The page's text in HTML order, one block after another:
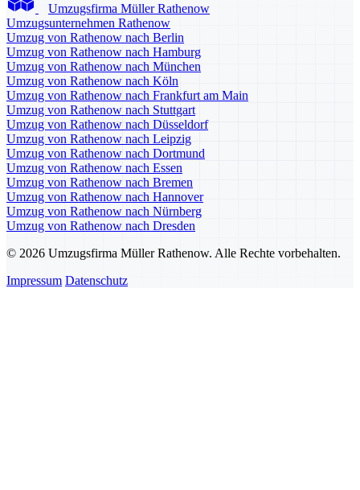
Umzugsfirma Müller Rathenow
Umzugsunternehmen Rathenow
Umzug von Rathenow nach Berlin
Umzug von Rathenow nach Hamburg
Umzug von Rathenow nach München
Umzug von Rathenow nach Köln
Umzug von Rathenow nach Frankfurt am Main
Umzug von Rathenow nach Stuttgart
Umzug von Rathenow nach Düsseldorf
Umzug von Rathenow nach Leipzig
Umzug von Rathenow nach Dortmund
Umzug von Rathenow nach Essen
Umzug von Rathenow nach Bremen
Umzug von Rathenow nach Hannover
Umzug von Rathenow nach Nürnberg
Umzug von Rathenow nach Dresden
© 2026 Umzugsfirma Müller Rathenow. Alle Rechte vorbehalten.
Impressum Datenschutz